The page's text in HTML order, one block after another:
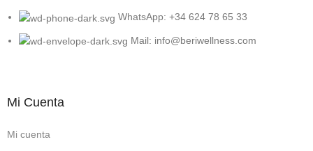
WhatsApp: +34 624 78 65 33
Mail: info@beriwellness.com
Mi Cuenta
Mi cuenta